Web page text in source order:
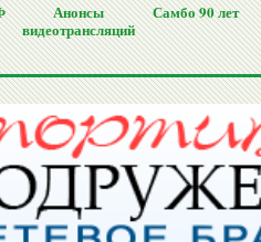
Анонсы
видеотрансляций
Самбо 90 лет